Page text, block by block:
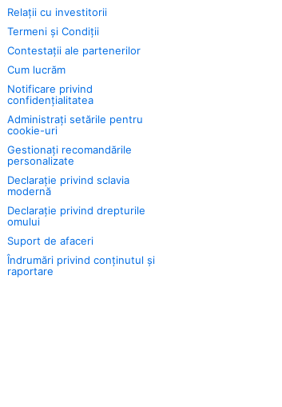
Relații cu investitorii
Termeni și Condiții
Contestații ale partenerilor
Cum lucrăm
Notificare privind
confidențialitatea
Administrați setările pentru
cookie-uri
Gestionați recomandările
personalizate
Declarație privind sclavia
modernă
Declarație privind drepturile
omului
Suport de afaceri
Îndrumări privind conținutul și
raportare